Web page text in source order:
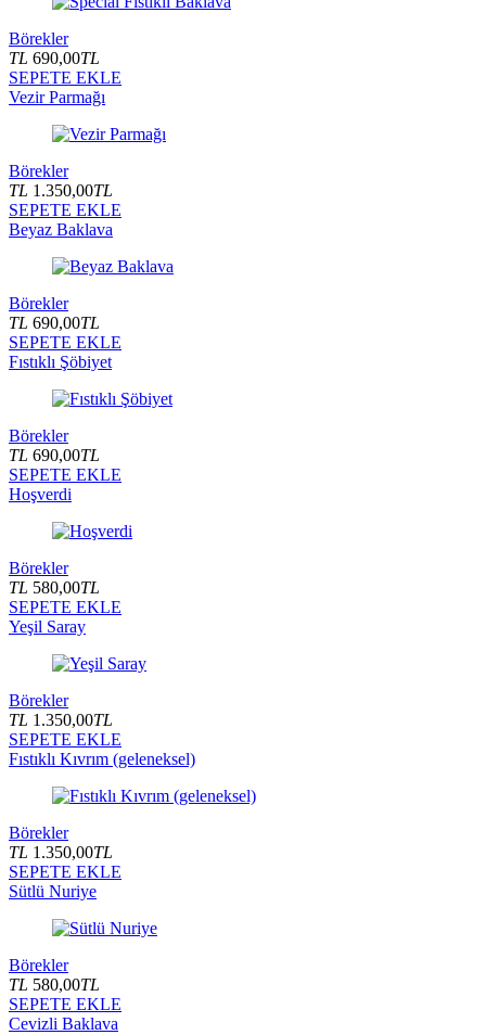
Börekler
TL 690,00TL
SEPETE EKLE
Vezir Parmağı
Börekler
TL 1.350,00TL
SEPETE EKLE
Beyaz Baklava
Börekler
TL 690,00TL
SEPETE EKLE
Fıstıklı Şöbiyet
Börekler
TL 690,00TL
SEPETE EKLE
Hoşverdi
Börekler
TL 580,00TL
SEPETE EKLE
Yeşil Saray
Börekler
TL 1.350,00TL
SEPETE EKLE
Fıstıklı Kıvrım (geleneksel)
Börekler
TL 1.350,00TL
SEPETE EKLE
Sütlü Nuriye
Börekler
TL 580,00TL
SEPETE EKLE
Cevizli Baklava